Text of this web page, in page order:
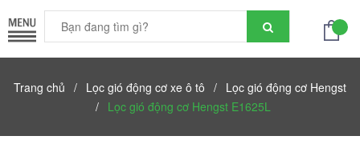
Trang chủ / Lọc gió động cơ xe ô tô / Lọc gió động cơ Hengst
/ Lọc gió động cơ Hengst E1625L